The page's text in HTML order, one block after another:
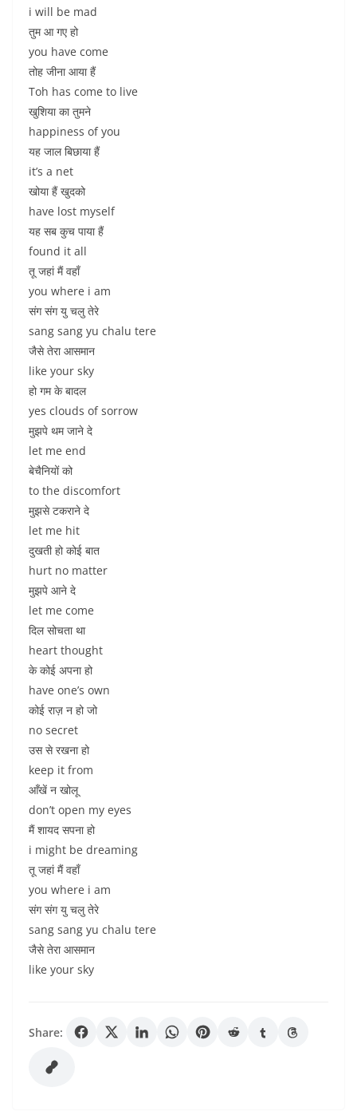
i will be mad
तुम आ गए हो
you have come
तोह जीना आया हैं
Toh has come to live
खुशिया का तुमने
happiness of you
यह जाल बिछाया हैं
it’s a net
खोया हैं खुदको
have lost myself
यह सब कुच पाया हैं
found it all
तू जहां मैं वहाँ
you where i am
संग संग यु चलु तेरे
sang sang yu chalu tere
जैसे तेरा आसमान
like your sky
हो गम के बादल
yes clouds of sorrow
मुझपे थम जाने दे
let me end
बेचैनियों को
to the discomfort
मुझसे टकराने दे
let me hit
दुखती हो कोई बात
hurt no matter
मुझपे आने दे
let me come
दिल सोचता था
heart thought
के कोई अपना हो
have one’s own
कोई राज़ न हो जो
no secret
उस से रखना हो
keep it from
आँखें न खोलू
don’t open my eyes
मैं शायद सपना हो
i might be dreaming
तू जहां मैं वहाँ
you where i am
संग संग यु चलु तेरे
sang sang yu chalu tere
जैसे तेरा आसमान
like your sky
Share: